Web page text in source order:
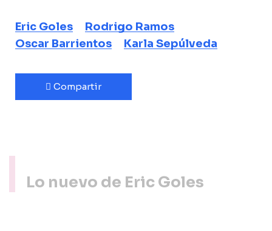
Eric Goles
Rodrigo Ramos
Oscar Barrientos
Karla Sepúlveda
Compartir
Lo nuevo de Eric Goles